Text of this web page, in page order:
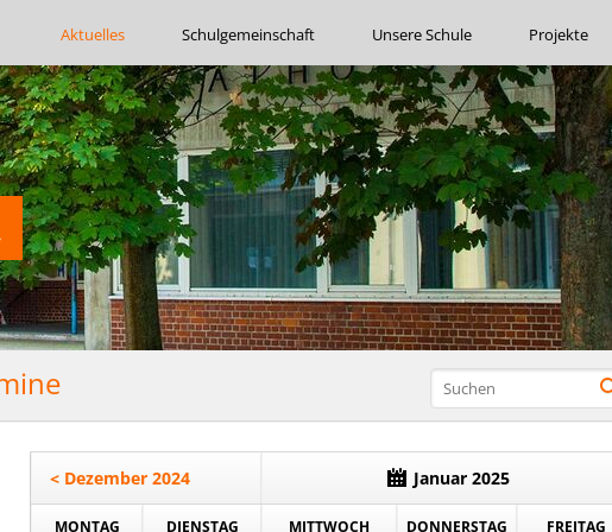
überspringen
Aktuelles Schulgemeinschaft Unsere Schule Projekte
< Dezember 2024 Januar 2025
MONTAG DIENSTAG MITTWOCH DONNERSTAG FREITAG